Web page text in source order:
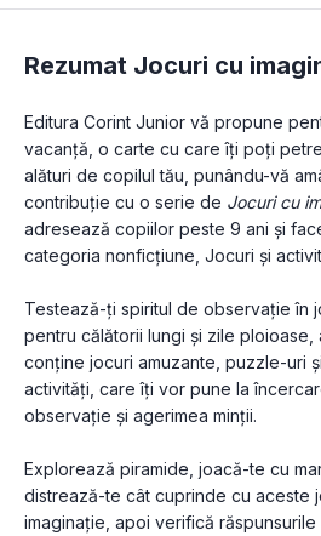
Rezumat Jocuri cu
Editura Corint Junior vă propune
vacanță, o carte cu care îți poți
alături de copilul tău, punându-vă
contribuție cu o serie de Jocuri cu
adresează copiilor peste 9 ani și
categoria nonficțiune, Jocuri și
Testează-ți spiritul de observație în
pentru călătorii lungi și zile ploioase,
conține jocuri amuzante, puzzle-uri
activități, care îți vor pune la
observație și agerimea minții.
Explorează piramide, joacă-te cu
distrează-te cât cuprinde cu aceste
imaginație, apoi verifică răspunsurile